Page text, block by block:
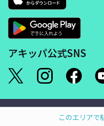
このエリアで
アキッパ公式SNS
©akippa Inc.